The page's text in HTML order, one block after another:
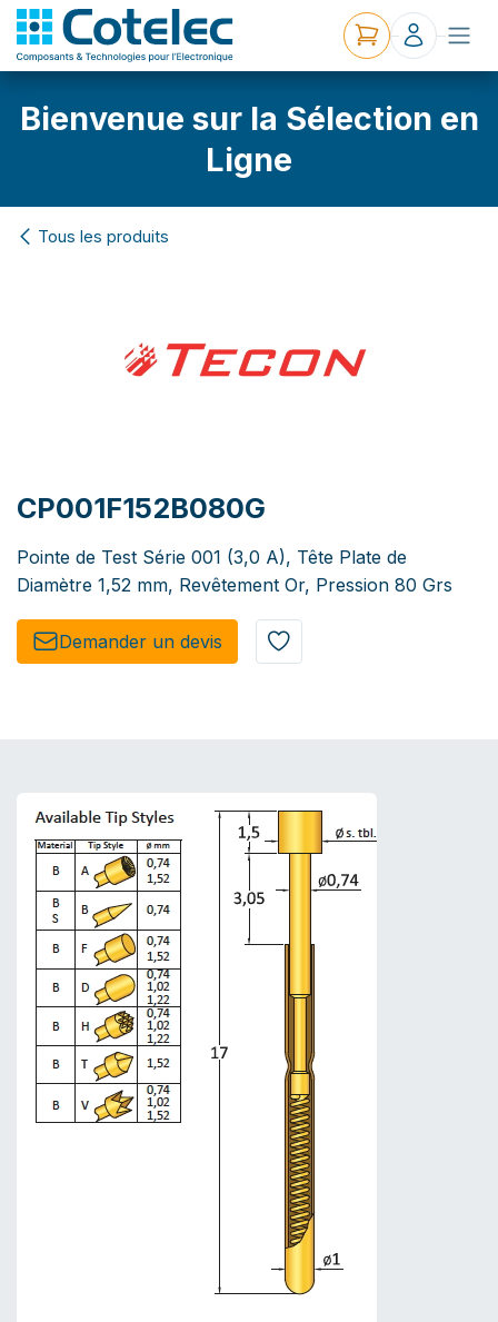
Bienvenue sur la Sélection en
Ligne
Tous les produits
CP001F152B080G
Pointe de Test Série 001 (3,0 A), Tête Plate de
Diamètre 1,52 mm, Revêtement Or, Pression 80 Grs
Demander un de​​vis​​